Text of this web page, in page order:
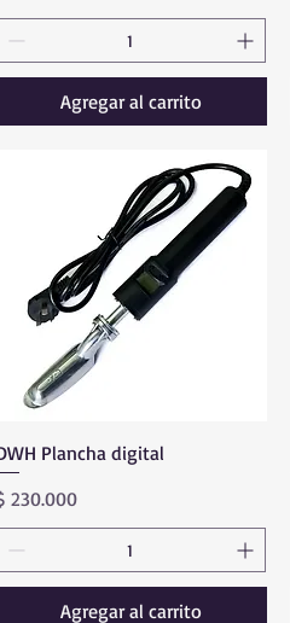
Agregar al carrito
Vista rápida
Plancha digital
230.000
Agregar al carrito